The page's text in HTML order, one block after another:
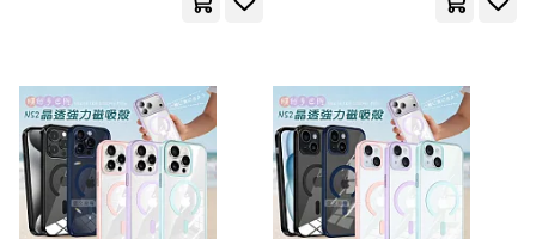
The Twin Gulls(39)
李永新（主編）(39)
河南科學技術出版社(225)
中國青年出版社(224)